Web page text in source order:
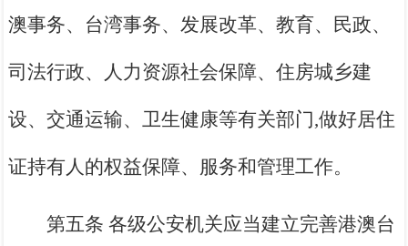
澳事务、台湾事务、发展改革、教育、民政、
司法行政、人力资源社会保障、住房城乡建
设、交通运输、卫生健康等有关部门,做好居住
证持有人的权益保障、服务和管理工作。
第五条 各级公安机关应当建立完善港澳台